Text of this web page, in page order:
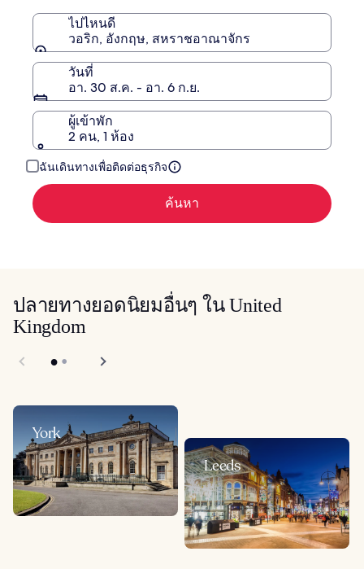
ไปไหนดี
วอริก, อังกฤษ, สหราชอาณาจักร
วันที่
อา. 30 ส.ค. - อา. 6 ก.ย.
ผู้เข้าพัก
2 คน, 1 ห้อง
ฉันเดินทางเพื่อติดต่อธุรกิจ
ค้นหา
ปลายทางยอดนิยมอื่นๆ ใน United
Kingdom
York
Leeds